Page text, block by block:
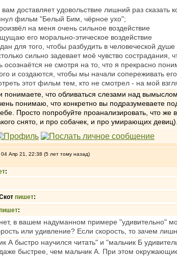
доставляет удовольствие лишний раз сказать
фильм "Белый Бим, чёрное ухо";
на меня очень сильное воздействие
его морально-этическое воздействие
для того, чтобы разбудить в человеческой душе
сильно задевает моё чувство
осознаётся не смотря на то, что я прекрасно
и создаются, чтобы мы начали сопереживать
этот фильм тем, кто не смотрел - на мой
понимаете, что обливаться слезами над
понимаю, что конкретно вы подразумеваете
Просто попробуйте проанализировать, что
снято, и про собачек, и про умирающих девиц).
Апр 21, 22:38 (5 лет тому назад)
:
пишет:
:
в вашем надуманном примере "удивительно"
или удивление? Если скорость, то зачем
А быстро научился читать" и "мальчик Б
быстрее, чем мальчик А. При этом